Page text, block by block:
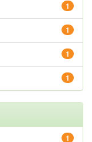
1
1
1
1
1